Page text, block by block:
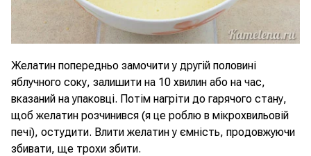
Желатин попередньо замочити у другій половині
яблучного соку, залишити на 10 хвилин або на час,
вказаний на упаковці. Потім нагріти до гарячого стану,
щоб желатин розчинився (я це роблю в мікрохвильовій
печі), остудити. Влити желатин у ємність, продовжуючи
збивати, ще трохи збити.